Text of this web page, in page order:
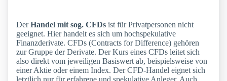
DerHandel mit sog. CFDs ist für Privatpersonen nicht
geeignet. Hier handelt es sich um hochspekulative
Finanzderivate. CFDs (Contracts for Difference) gehören
zur Gruppe der Derivate. Der Kurs eines CFDs leitet sich
also direkt vom jeweiligen Basiswert ab, beispielsweise von
einer Aktie oder einem Index. Der CFD-Handel eignet sich